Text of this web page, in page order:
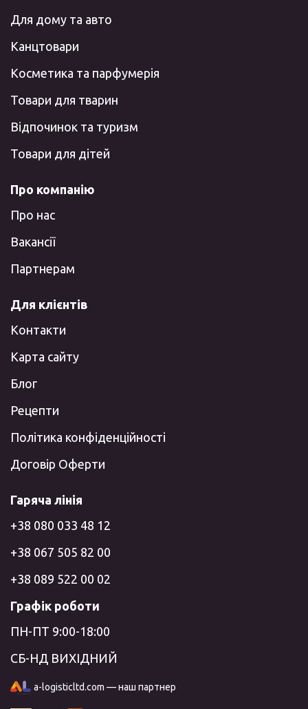
Для дому та авто
Канцтовари
Косметика та парфумерія
Товари для тварин
Відпочинок та туризм
Товари для дітей
Про компанію
Про нас
Вакансії
Партнерам
Для клієнтів
Контакти
Карта сайту
Блог
Рецепти
Політика конфіденційності
Договір Оферти
Гаряча лінія
+38 080 033 48 12
+38 067 505 82 00
+38 089 522 00 02
Графік роботи
ПН-ПТ 9:00-18:00
СБ-НД ВИХІДНИЙ
a-logisticltd.com — наш партнер